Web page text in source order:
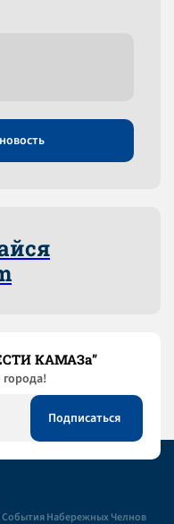
КАМАЗа”
Набережных Челнов